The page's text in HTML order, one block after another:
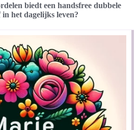
biedt een handsfree dubbele
het dagelijks leven?